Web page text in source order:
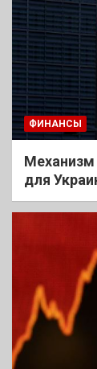
ФИНАНСЫ
Механизм
для